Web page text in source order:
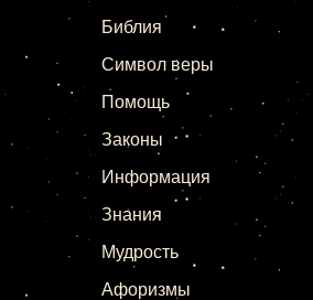
Библия
Символ веры
Помощь
Законы
Информация
Знания
Мудрость
Афоризмы